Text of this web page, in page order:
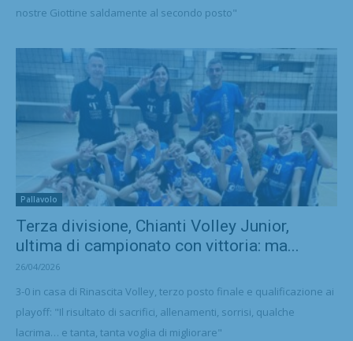
nostre Giottine saldamente al secondo posto"
Pallavolo
Terza divisione, Chianti Volley Junior,
ultima di campionato con vittoria: ma...
26/04/2026
3-0 in casa di Rinascita Volley, terzo posto finale e qualificazione ai
playoff: "Il risultato di sacrifici, allenamenti, sorrisi, qualche
lacrima… e tanta, tanta voglia di migliorare"